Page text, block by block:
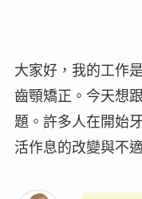
大家好，我的工作
齒顎矯正。今天想
題。許多人在開始
活作息的改變與不